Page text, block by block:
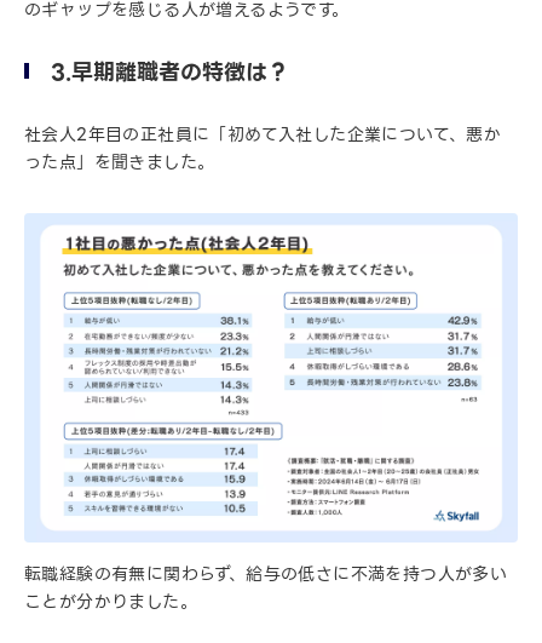
のギャップを感じる人が増えるようです。
3.早期離職者の特徴は？
社会人2年目の正社員に「初めて入社した企業について、悪か
った点」を聞きました。
転職経験の有無に関わらず、給与の低さに不満を持つ人が多い
ことが分かりました。